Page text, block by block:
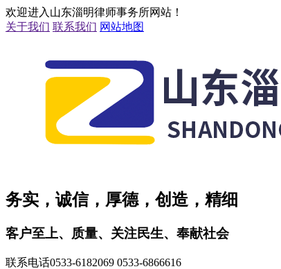
欢迎进入山东淄明律师事务所网站！
关于我们 联系我们 网站地图
务实，诚信，厚德，创造，精细
客户至上、质量、关注民生、奉献社会
联系电话0533-6182069 0533-6866616